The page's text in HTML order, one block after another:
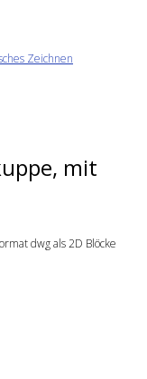
Zeichnen
mit
dwg als 2D Blöcke